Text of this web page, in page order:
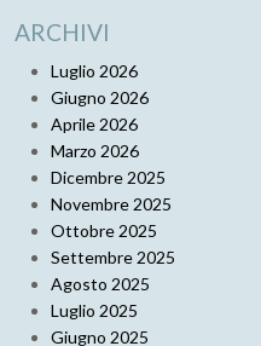
ARCHIVI
Luglio 2026
Giugno 2026
Aprile 2026
Marzo 2026
Dicembre 2025
Novembre 2025
Ottobre 2025
Settembre 2025
Agosto 2025
Luglio 2025
Giugno 2025